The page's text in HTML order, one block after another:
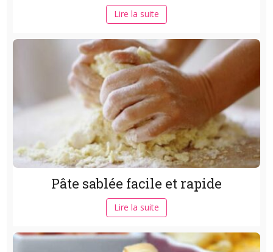
Lire la suite
Pâte sablée facile et rapide
Lire la suite